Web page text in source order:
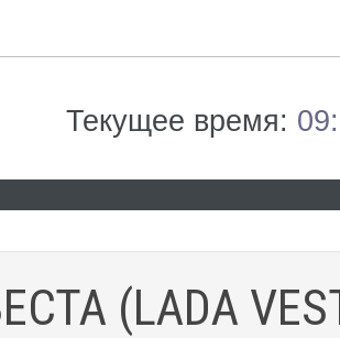
Текущее время:
(LADA